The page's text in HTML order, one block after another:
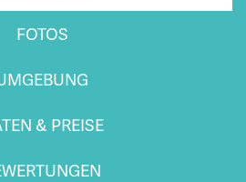
FOTOS
& PREISE